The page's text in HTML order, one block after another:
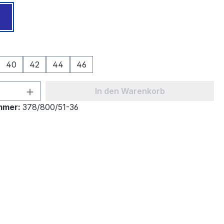
40 42 44 46
Anzahl: Gib den gewünschten Wert
In den Warenkorb
378/800/51-36